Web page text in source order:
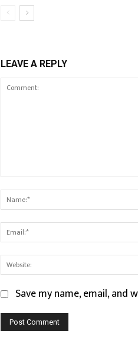
LEAVE A REPLY
Comment:
Save my name, email,